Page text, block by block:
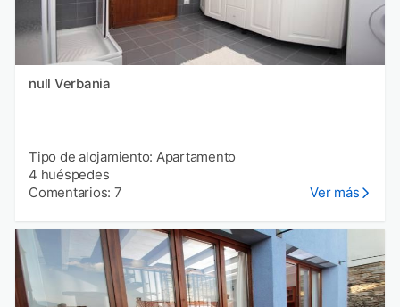
null Verbania
Tipo de alojamiento: Apartamento
4 huéspedes
Comentarios: 7
Ver más